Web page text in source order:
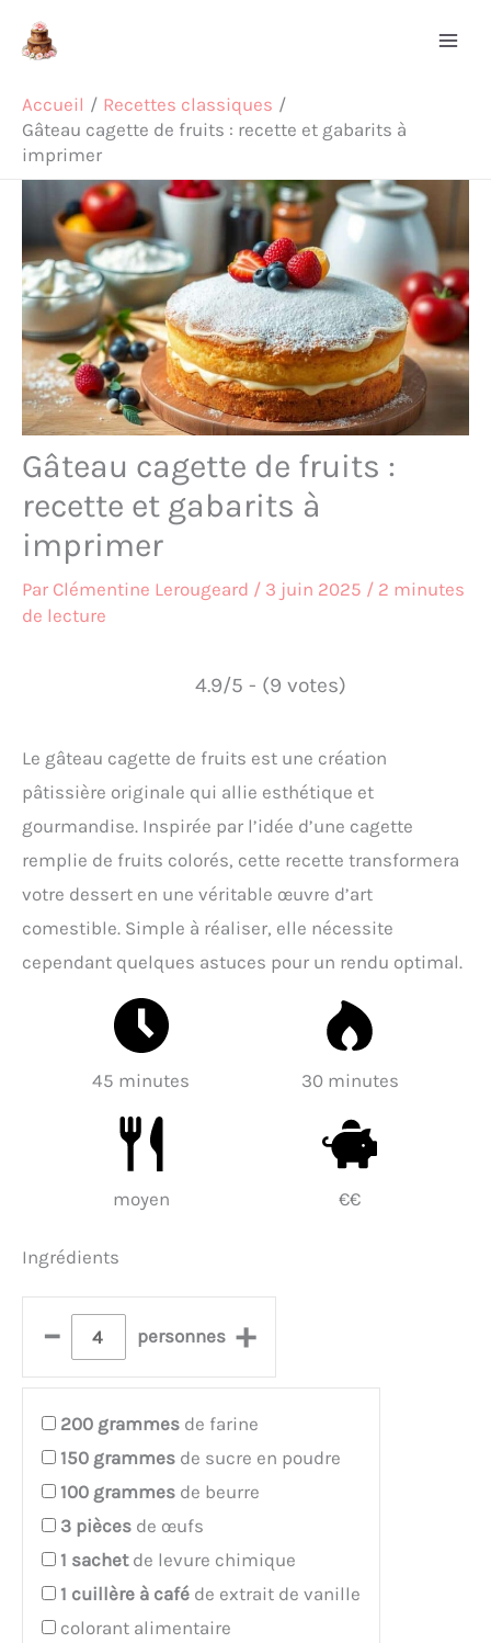
Accueil
Recettes classiques
Gâteau cagette de fruits : recette et gabarits à
imprimer
Gâteau cagette de fruits :
recette et gabarits à
imprimer
Par Clémentine Lerougeard / 3 juin 2025 / 2 minutes
de lecture
4.9/5 - (9 votes)
Le gâteau cagette de fruits est une création
pâtissière originale qui allie esthétique et
gourmandise. Inspirée par l’idée d’une cagette
remplie de fruits colorés, cette recette transformera
votre dessert en une véritable œuvre d’art
comestible. Simple à réaliser, elle nécessite
cependant quelques astuces pour un rendu optimal.
45 minutes 30 minutes
moyen €€
Ingrédients
– personnes +
200 grammes de farine
150 grammes de sucre en poudre
100 grammes de beurre
3 pièces de œufs
1 sachetde levure chimique
1 cuillère à café de extrait de vanille
colorant alimentaire
Rechercher